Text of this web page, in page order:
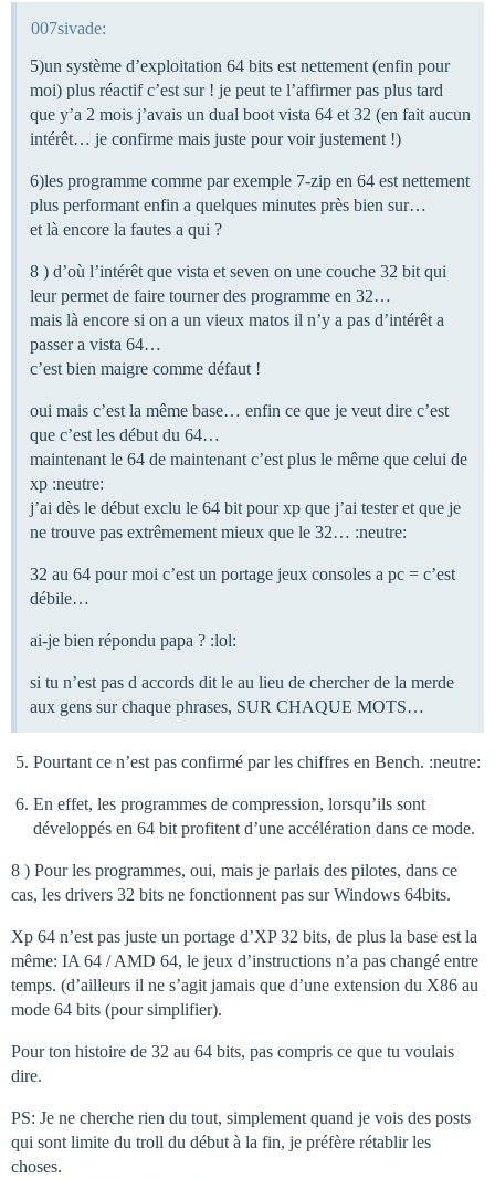
007sivade:
5)un système d’exploitation 64 bits est nettement (enfin pour
moi) plus réactif c’est sur ! je peut te l’affirmer pas plus tard
que y’a 2 mois j’avais un dual boot vista 64 et 32 (en fait aucun
intérêt… je confirme mais juste pour voir justement !)
6)les programme comme par exemple 7-zip en 64 est nettement
plus performant enfin a quelques minutes près bien sur…
et là encore la fautes a qui ?
8 ) d’où l’intérêt que vista et seven on une couche 32 bit qui
leur permet de faire tourner des programme en 32…
mais là encore si on a un vieux matos il n’y a pas d’intérêt a
passer a vista 64…
c’est bien maigre comme défaut !
oui mais c’est la même base… enfin ce que je veut dire c’est
que c’est les début du 64…
maintenant le 64 de maintenant c’est plus le même que celui de
xp :neutre:
j’ai dès le début exclu le 64 bit pour xp que j’ai tester et que je
ne trouve pas extrêmement mieux que le 32… :neutre:
32 au 64 pour moi c’est un portage jeux consoles a pc = c’est
débile…
ai-je bien répondu papa ? :lol:
si tu n’est pas d accords dit le au lieu de chercher de la merde
aux gens sur chaque phrases, SUR CHAQUE MOTS…
Pourtant ce n’est pas confirmé par les chiffres en Bench. :neutre:
En effet, les programmes de compression, lorsqu’ils sont
développés en 64 bit profitent d’une accélération dans ce mode.
8 ) Pour les programmes, oui, mais je parlais des pilotes, dans ce
cas, les drivers 32 bits ne fonctionnent pas sur Windows 64bits.
Xp 64 n’est pas juste un portage d’XP 32 bits, de plus la base est la
même: IA 64 / AMD 64, le jeux d’instructions n’a pas changé entre
temps. (d’ailleurs il ne s’agit jamais que d’une extension du X86 au
mode 64 bits (pour simplifier).
Pour ton histoire de 32 au 64 bits, pas compris ce que tu voulais
dire.
PS: Je ne cherche rien du tout, simplement quand je vois des posts
qui sont limite du troll du début à la fin, je préfère rétablir les
choses.